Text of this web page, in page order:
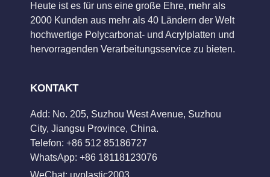
Heute ist es für uns eine große Ehre, mehr als
2000 Kunden aus mehr als 40 Ländern der Welt
hochwertige Polycarbonat- und Acrylplatten und
hervorragenden Verarbeitungsservice zu bieten.
KONTAKT
Add: No. 205, Suzhou West Avenue, Suzhou
City, Jiangsu Province, China.
Telefon: +86 512 85186727
WhatsApp: +86 18118123076
WeChat: uvplastic2003